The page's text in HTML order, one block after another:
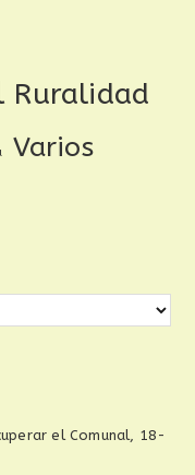
Ruralidad
Varios
el Comunal, 18-